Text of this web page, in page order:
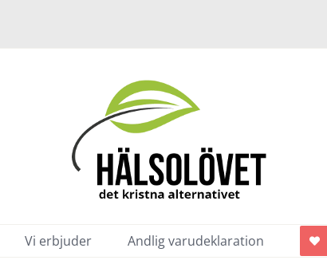
Vi erbjuder Andlig varudeklaration